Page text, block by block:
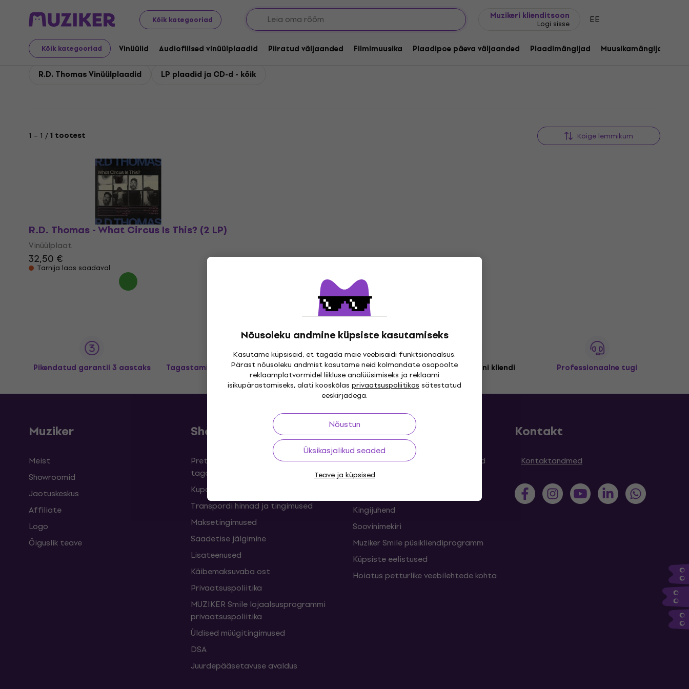
Kõik kategooriad
Muzikeri klienditsoon
Logi sisse EE
Kõik kategooriad Vinüülid Audiofiilsed vinüülplaadid Piiratud väljaanded Filmimuusika Plaadipoe päeva väljaanded Plaadimängijad Muusikamängijad
Nõusoleku andmine küpsiste kasutamiseks
Kasutame küpsiseid, et tagada meie veebisaidi funktsionaalsus.
Pärast nõusoleku andmist kasutame neid kolmandate osapoolte
reklaamplatvormidel liikluse analüüsimiseks ja reklaami
isikupärastamiseks, alati kooskõlas privaatsuspoliitikas sätestatud
eeskirjadega.
Nõustun
Üksikasjalikud seaded
Teave ja küpsised
R.D. Thomas
R.D. Thomas Vinüülplaadid LP plaadid ja CD-d - kõik
1 – 1 /1 tootest Kõige lemmikum
R.D. Thomas - What Circus Is This? (2 LP)
Vinüülplaat
32,50 €
Tarnija laos saadaval
Pikendatud garantii 3 aastaks Tagastamine kuni 30 päeva Tasuta tarnealates 299 € Üle kolme miljoni kliendi Professionaalne tugi
Muziker
Meist
Showroomid
Jaotuskeskus
Affiliate
Logo
Õiguslik teave
Shopping
Pretensioonid ja lepingust
taganemised
Kupongid
Transpordi hinnad ja tingimused
Maksetingimused
Saadetise jälgimine
Lisateenused
Käibemaksuvaba ost
Privaatsuspoliitika
MUZIKER Smile lojaalsusprogrammi
privaatsuspoliitika
Üldised müügitingimused
DSA
Juurdepääsetavuse avaldus
Kasulikud lingid
KKK - Korduma kippuvad küsimused
Muziker Blogi
Kingijuhend
Soovinimekiri
Muziker Smile püsikliendiprogramm
Küpsiste eelistused
Hoiatus petturlike veebilehtede kohta
Kontakt
Kontaktandmed